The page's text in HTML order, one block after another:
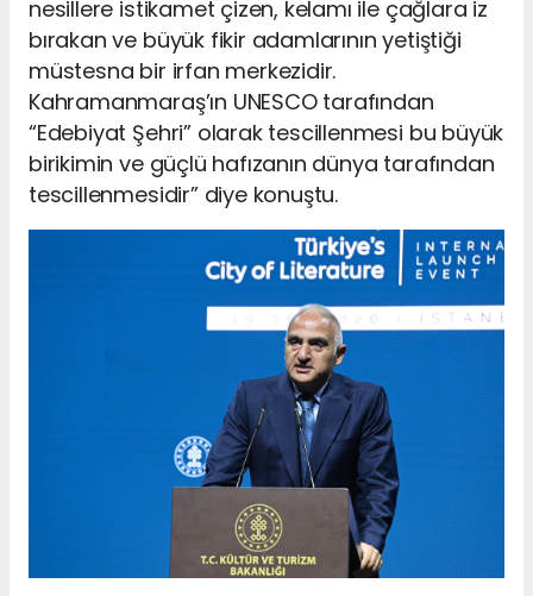
nesillere istikamet çizen, kelamı ile çağlara iz
bırakan ve büyük fikir adamlarının yetiştiği
müstesna bir irfan merkezidir.
Kahramanmaraş’ın UNESCO tarafından
“Edebiyat Şehri” olarak tescillenmesi bu büyük
birikimin ve güçlü hafızanın dünya tarafından
tescillenmesidir” diye konuştu.